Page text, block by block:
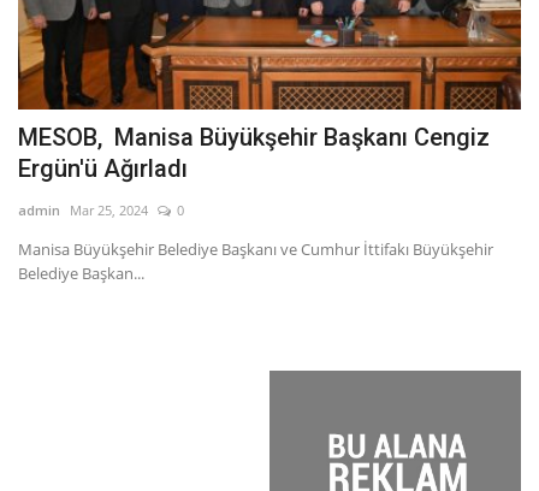
MESOB, Manisa Büyükşehir Başkanı Cengiz
Ergün'ü Ağırladı
admin Mar 25, 2024 0
Manisa Büyükşehir Belediye Başkanı ve Cumhur İttifakı Büyükşehir
Belediye Başkan...